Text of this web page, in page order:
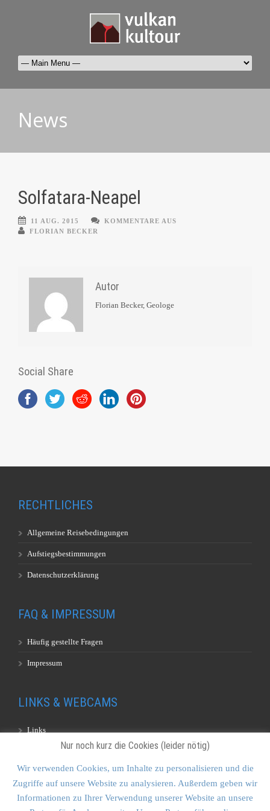
News
Solfatara-Neapel
11 AUG. 2015
KOMMENTARE AUS
FLORIAN BECKER
Autor
Florian Becker, Geologe
Social Share
RECHTLICHES
Allgemeine Reisebedingungen
Aufstiegsbestimmungen
Datenschutzerklärung
FAQ & IMPRESSUM
Häufig gestellte Fragen
Impressum
LINKS & WEBCAMS
Links
KONTAKT & SITEMAP
Nur noch kurz die Cookies (leider nötig)
Wir verwenden Cookies, um Inhalte zu personalisieren und die
Zugriffe auf unsere Website zu analysieren. Außerdem geben wir
Informationen zu Ihrer Verwendung unserer Website an unsere